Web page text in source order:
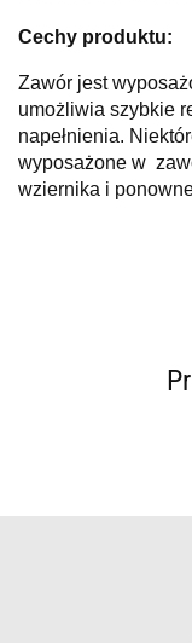
Cechy produktu:
Zawór jest
umożliwia szybkie
napełnienia.
wyposażone w
wziernika i